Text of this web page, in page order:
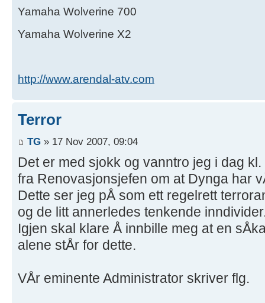
Yamaha Wolverine 700
Yamaha Wolverine X2
http://www.arendal-atv.com
Terror
TG » 17 Nov 2007, 09:04
Det er med sjokk og vanntro jeg i dag
fra Renovasjonsjefen om at Dynga har
Dette ser jeg pÅ som ett regelrett
og de litt annerledes tenkende
Igjen skal klare Å innbille meg at en
alene stÅr for dette.
VÅr eminente Administrator skriver flg.